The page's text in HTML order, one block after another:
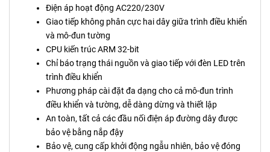
Điện áp hoạt động AC220/230V
Giao tiếp không phân cực hai dây giữa trình điều khiển
và mô-đun tường
CPU kiến trúc ARM 32-bit
Chỉ báo trạng thái nguồn và giao tiếp với đèn LED trên
trình điều khiển
Phương pháp cài đặt đa dạng cho cả mô-đun trình
điều khiển và tường, dễ dàng dừng và thiết lập
An toàn, tất cả các đầu nối điện áp đường dây được
bảo vệ bằng nắp đậy
Bảo vệ, cung cấp khởi động ngẫu nhiên, bảo vệ đóng